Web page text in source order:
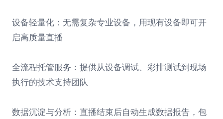
设备轻量化：无需复杂专业设备，用现有设备即可开
启高质量直播
全流程托管服务：提供从设备调试、彩排测试到现场
执行的技术支持团队
数据沉淀与分析：直播结束后自动生成数据报告，包